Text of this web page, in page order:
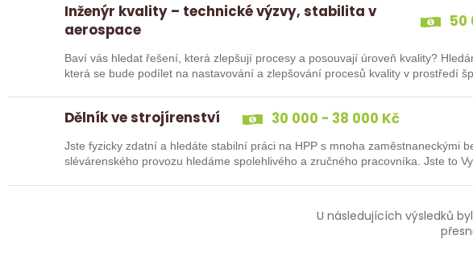
Inženýr kvality – technické výzvy, stabilita v
aerospace
50
Baví vás hledat řešení, která zlepšují procesy a posouvají úroveň kvality?
která se bude podílet na nastavování a zlepšování procesů kvality v prostředí
Dělník ve strojírenství 30 000 - 38 000 Kč
Jste fyzicky zdatní a hledáte stabilní práci na HPP s mnoha zaměstnaneckými
slévárenského provozu hledáme spolehlivého a zručného pracovníka. Jste to Vy? Potom reagujte
U následujících výsledků